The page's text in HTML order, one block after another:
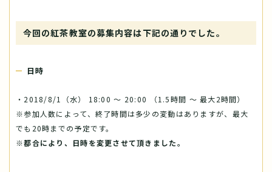
今回の紅茶教室の募集内容は下記の通りでした。
日時
・2018/8/1（水） 18:00 ～ 20:00 （1.5時間 ～ 最大2時間）
※参加人数によって、終了時間は多少の変動はありますが、最大
でも20時までの予定です。
※都合により、日時を変更させて頂きました。